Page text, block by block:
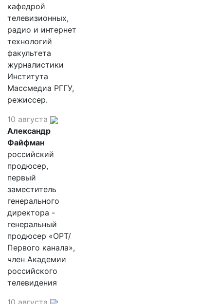
кафедрой
телевизионных,
радио и интернет
технологий
факультета
журналистики
Института
Массмедиа РГГУ,
режиссер.
10 августа
Александр
Файфман
российский
продюсер,
первый
заместитель
генерального
директора -
генеральный
продюсер «ОРТ/
Первого канала»,
член Академии
российского
телевидения
10 августа